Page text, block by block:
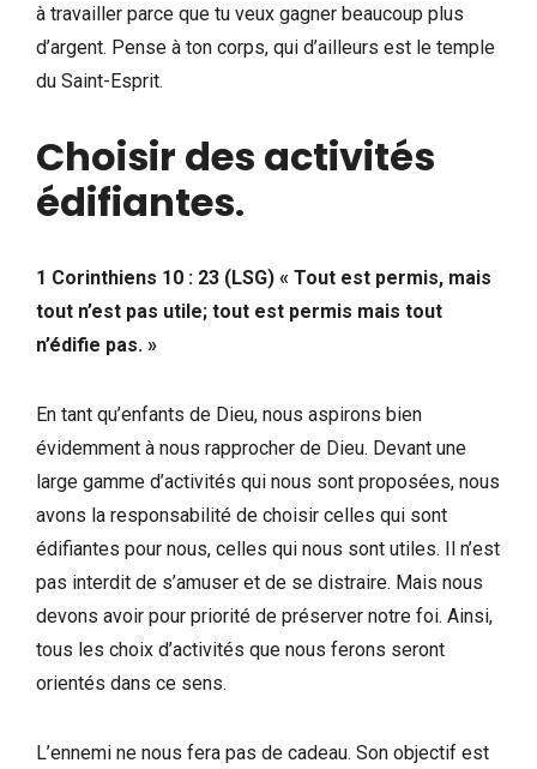
à travailler parce que tu veux gagner beaucoup plus
d’argent. Pense à ton corps, qui d’ailleurs est le temple
du Saint-Esprit.
Choisir des activités
édifiantes.
1 Corinthiens 10 : 23 (LSG) « Tout est permis, mais
tout n’est pas utile; tout est permis mais tout
n’édifie pas. »
En tant qu’enfants de Dieu, nous aspirons bien
évidemment à nous rapprocher de Dieu. Devant une
large gamme d’activités qui nous sont proposées, nous
avons la responsabilité de choisir celles qui sont
édifiantes pour nous, celles qui nous sont utiles. Il n’est
pas interdit de s’amuser et de se distraire. Mais nous
devons avoir pour priorité de préserver notre foi. Ainsi,
tous les choix d’activités que nous ferons seront
orientés dans ce sens.
L’ennemi ne nous fera pas de cadeau. Son objectif est